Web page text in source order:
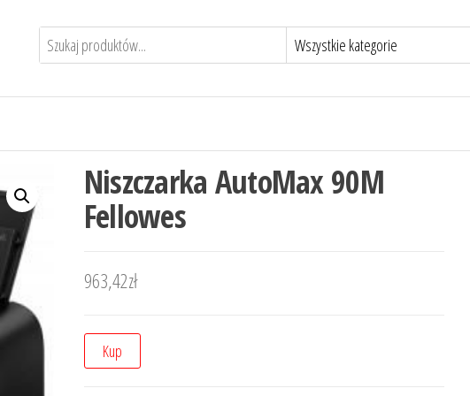
Niszczarka AutoMax 90M
Fellowes
963,42zł
Kup